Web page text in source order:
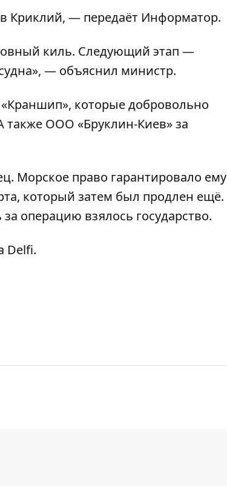
Криклий, — передаёт Информатор.
киль. Следующий этап —
— объяснил министр.
которые добровольно
также ООО «Бруклин-Киев» за
Морское право гарантировало ему
который затем был продлен ещё.
операцию взялось государство.
Delfi.